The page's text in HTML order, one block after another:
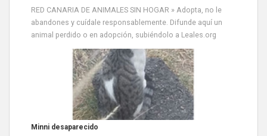
RED CANARIA DE ANIMALES SIN HOGAR » Adopta, no le
abandones y cuídale responsablemente. Difunde aquí un
animal perdido o en adopción, subiéndolo a Leales.org
Minni desaparecido